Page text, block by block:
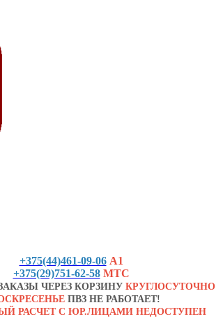
+375(44)461-09-06 А1
+375(29)751-62-58 МТС
ЧЕРЕЗ КОРЗИНУ КРУГЛОСУТОЧНО
ПВЗ НЕ РАБОТАЕТ!
РАСЧЕТ С ЮР.ЛИЦАМИ НЕДОСТУПЕН